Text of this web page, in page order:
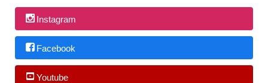
Instagram
Facebook
Youtube